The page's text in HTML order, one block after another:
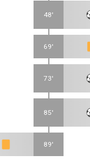
48'
69'
73'
85'
89'